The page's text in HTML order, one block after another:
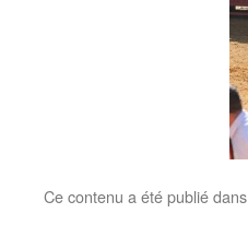
Ce contenu a été publié dans